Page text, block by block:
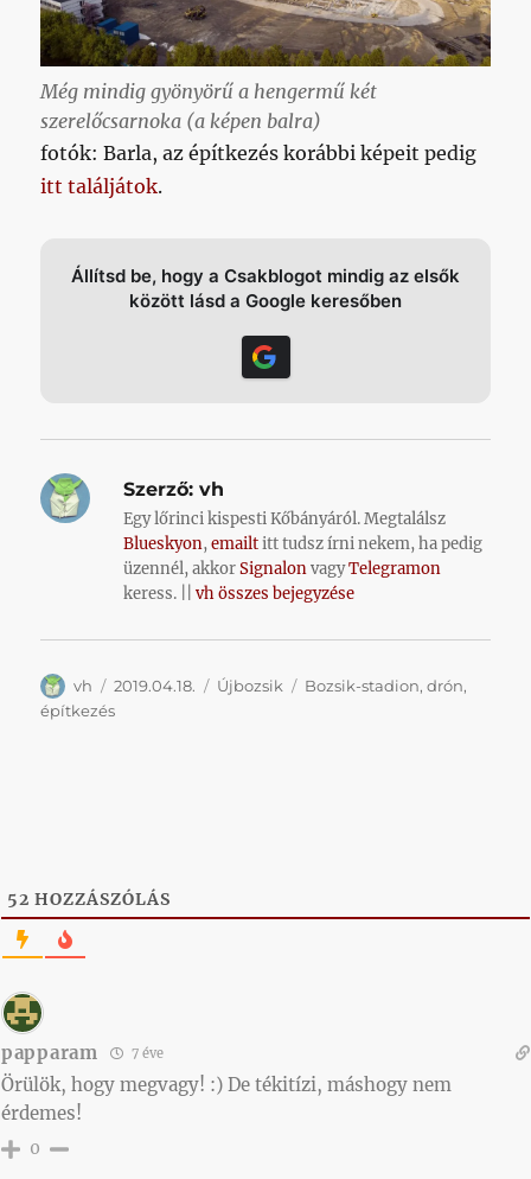
Még mindig gyönyörű a hengermű két
szerelőcsarnoka (a képen balra)
fotók: Barla, az építkezés korábbi képeit pedig
itt találjátok.
Állítsd be, hogy a Csakblogot mindig az elsők
között lásd a Google keresőben
Szerző: vh
Egy lőrinci kispesti Kőbányáról. Megtalálsz
Blueskyon,emailtitt tudsz írni nekem, ha pedig
üzennél, akkorSignalonvagyTelegramon
keress. ||vh összes bejegyzése
Szerző
vh Közzétéve
2019.04.18. Kategória
Újbozsik Címke
Bozsik-stadion,drón,
építkezés
52 HOZZÁSZÓLÁS
papparam 7 éve
Örülök, hogy megvagy! :) De tékitízi, máshogy nem
érdemes!
0